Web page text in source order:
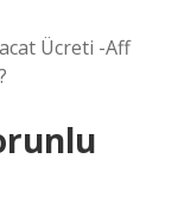
Ücreti -Aff